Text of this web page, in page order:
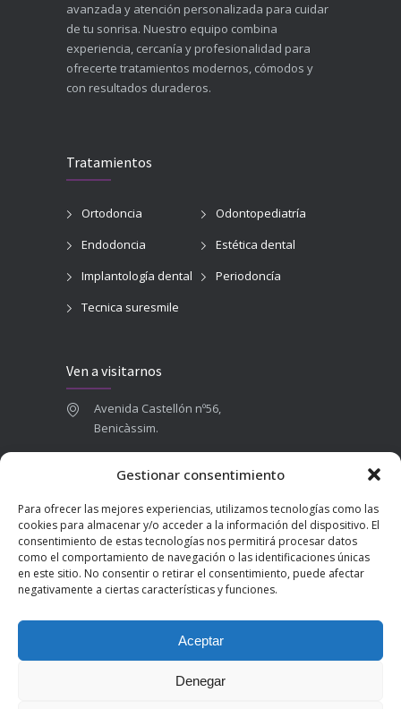
Gestionar consentimiento
Para ofrecer las mejores experiencias, utilizamos tecnologías como las
cookies para almacenar y/o acceder a la información del dispositivo. El
consentimiento de estas tecnologías nos permitirá procesar datos
como el comportamiento de navegación o las identificaciones únicas
en este sitio. No consentir o retirar el consentimiento, puede afectar
negativamente a ciertas características y funciones.
Aceptar
Denegar
avanzada y atención personalizada para cuidar
de tu sonrisa. Nuestro equipo combina
experiencia, cercanía y profesionalidad para
ofrecerte tratamientos modernos, cómodos y
con resultados duraderos.
Tratamientos
Ortodoncia
Odontopediatría
Endodoncia
Estética dental
Implantología dental
Periodoncía
Tecnica suresmile
Ven a visitarnos
Avenida Castellón nº56,
Benicàssim.
665 787 673
admin@clinicadentalbenicasim.com